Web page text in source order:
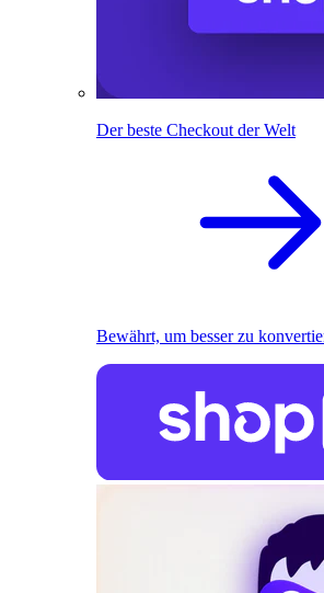
Der beste Checkout der Welt
Bewährt, um besser zu